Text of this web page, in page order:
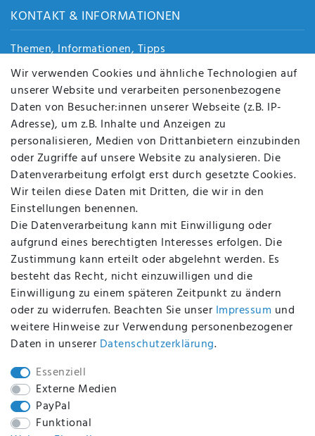
KONTAKT & INFORMATIONEN
Themen, Informationen, Tipps
Jobs
Über uns
Kontakt
Datenschutz
AGB
FAQ
Batterieentsorgung
Altölverordnung
Impressum
BEQUEM UND SICHER BEZAHLEN MIT
BEI UNS SIND SIE SICHER!
WIR VERSENDEN MIT
Wir verwenden Cookies und ähnliche Technologien auf
unserer Website und verarbeiten personenbezogene
Daten von Besucher:innen unserer Webseite (z.B. IP-
Adresse), um z.B. Inhalte und Anzeigen zu
personalisieren, Medien von Drittanbietern einzubinden
oder Zugriffe auf unsere Website zu analysieren. Die
Datenverarbeitung erfolgt erst durch gesetzte Cookies.
Wir teilen diese Daten mit Dritten, die wir in den
Einstellungen benennen.
Die Datenverarbeitung kann mit Einwilligung oder
aufgrund eines berechtigten Interesses erfolgen. Die
Zustimmung kann erteilt oder abgelehnt werden. Es
besteht das Recht, nicht einzuwilligen und die
Einwilligung zu einem späteren Zeitpunkt zu ändern
oder zu widerrufen. Beachten Sie unser Impressum und
weitere Hinweise zur Verwendung personenbezogener
Daten in unserer Daten­schutz­erklärung.
Essenziell
Externe Medien
PayPal
Funktional